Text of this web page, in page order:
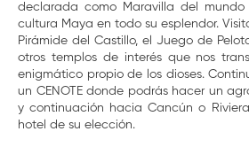
declarada como Maravilla del
cultura Maya en todo su esplendor.
Pirámide del Castillo, el Juego de
otros templos de interés que nos
enigmático propio de los dioses.
un CENOTE donde podrás hacer un
y continuación hacia Cancún o
hotel de su elección.